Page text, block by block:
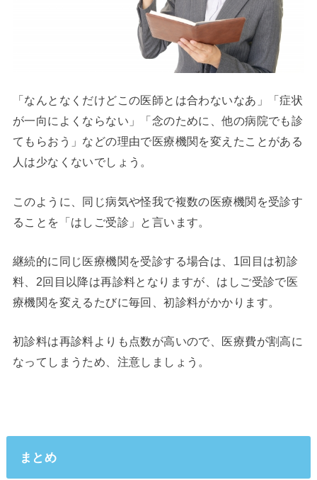
「なんとなくだけどこの医師とは合わないなあ」「症状
が一向によくならない」「念のために、他の病院でも診
てもらおう」などの理由で医療機関を変えたことがある
人は少なくないでしょう。
このように、同じ病気や怪我で複数の医療機関を受診す
ることを「はしご受診」と言います。
継続的に同じ医療機関を受診する場合は、1回目は初診
料、2回目以降は再診料となりますが、はしご受診で医
療機関を変えるたびに毎回、初診料がかかります。
初診料は再診料よりも点数が高いので、医療費が割高に
なってしまうため、注意しましょう。
まとめ